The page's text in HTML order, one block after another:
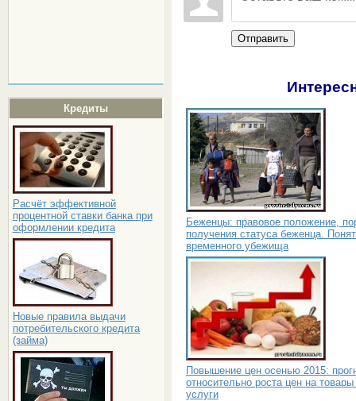
Кредиты
Расчёт эффективной
процентной ставки банка при
оформлении кредита
Новые правила выдачи
потребительского кредита
(займа)
Отправить
Беженцы: правовое положение,
получения статуса беженца.
временного убежища
Повышение цен осенью 2015:
относительно роста цен на товары
услуги